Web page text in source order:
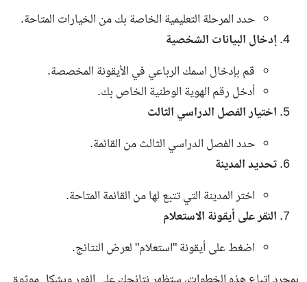
حدد المرحلة التعليمية الخاصة بك من الخيارات المتاحة.
إدخال البيانات الشخصية
قم بإدخال اسمك الرباعي في الأيقونة المخصصة.
أدخل رقم الهوية الوطنية الخاص بك.
اختيار الفصل الدراسي الثالث
حدد الفصل الدراسي الثالث من القائمة.
تحديد المدينة
اختر المدينة التي تتبع لها من القائمة المتاحة.
النقر على أيقونة الاستعلام
اضغط على أيقونة "استعلام" لعرض النتائج.